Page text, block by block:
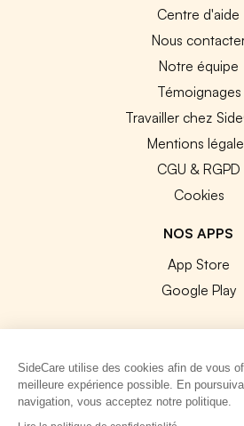
Centre d'aide
Nous
Notre équipe
Témoignages
Travailler chez
Mentions
CGU & RGPD
Cookies
NOS APPS
App Store
Google Play
© 2026 SideCare. Tous
SideCare utilise des cookies afin de vous
meilleure expérience possible. En
navigation, vous acceptez notre politique.